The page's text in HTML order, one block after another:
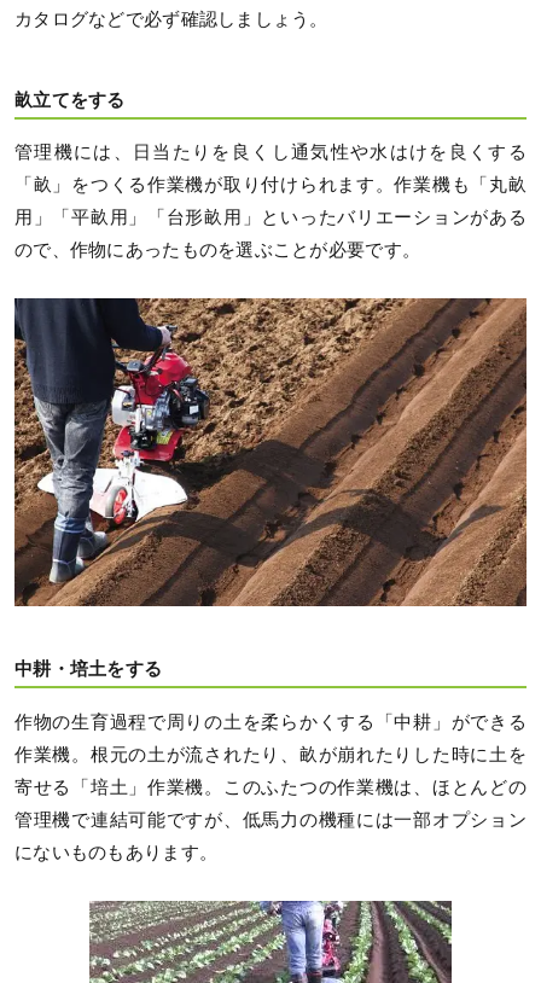
カタログなどで必ず確認しましょう。
畝立てをする
管理機には、日当たりを良くし通気性や水はけを良くする
「畝」をつくる作業機が取り付けられます。作業機も「丸畝
用」「平畝用」「台形畝用」といったバリエーションがある
ので、作物にあったものを選ぶことが必要です。
中耕・培土をする
作物の生育過程で周りの土を柔らかくする「中耕」ができる
作業機。根元の土が流されたり、畝が崩れたりした時に土を
寄せる「培土」作業機。このふたつの作業機は、ほとんどの
管理機で連結可能ですが、低馬力の機種には一部オプション
にないものもあります。